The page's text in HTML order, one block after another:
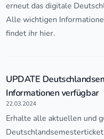
erneut das digitale
Alle wichtigen
findet ihr hier.
UPDATE
Informationen verfügbar
22.03.2024
Erhalte alle aktuellen und